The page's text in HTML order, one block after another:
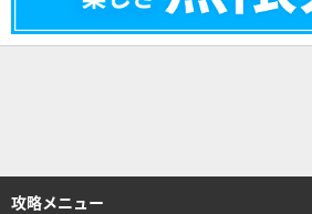
攻略メニュー